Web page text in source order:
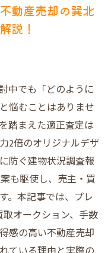
動産売却の巽北
説！
中でも「どのように
悩むことはありませ
踏まえた適正査定は
2倍のオリジナルデザ
防ぐ建物状況調査報
も駆使し、売主・買
。本記事では、プレ
オークション、手数
感の高い不動産売却